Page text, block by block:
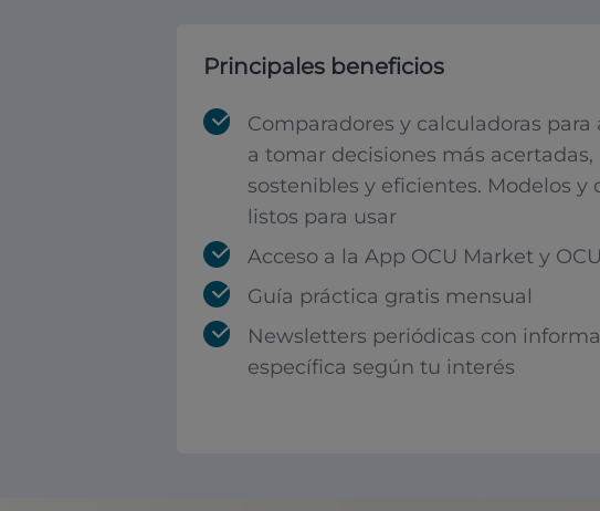
Principales beneficios
Comparadores y calculadoras para
a tomar decisiones más acertadas,
sostenibles y eficientes. Modelos y
listos para usar
Acceso a la App OCU Market y
Guía práctica gratis mensual
Newsletters periódicas con
específica según tu interés